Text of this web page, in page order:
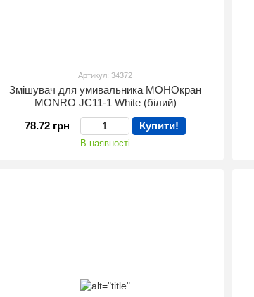
Артикул: 34372
Змішувач для умивальника МОНОкран
MONRO JC11-1 White (білий)
78.72 грн
Купити!
В наявності